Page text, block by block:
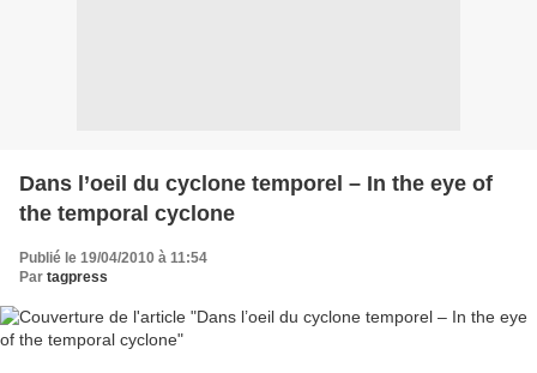
Dans l’oeil du cyclone temporel – In the eye of
the temporal cyclone
Publié le 19/04/2010 à 11:54
Par tagpress